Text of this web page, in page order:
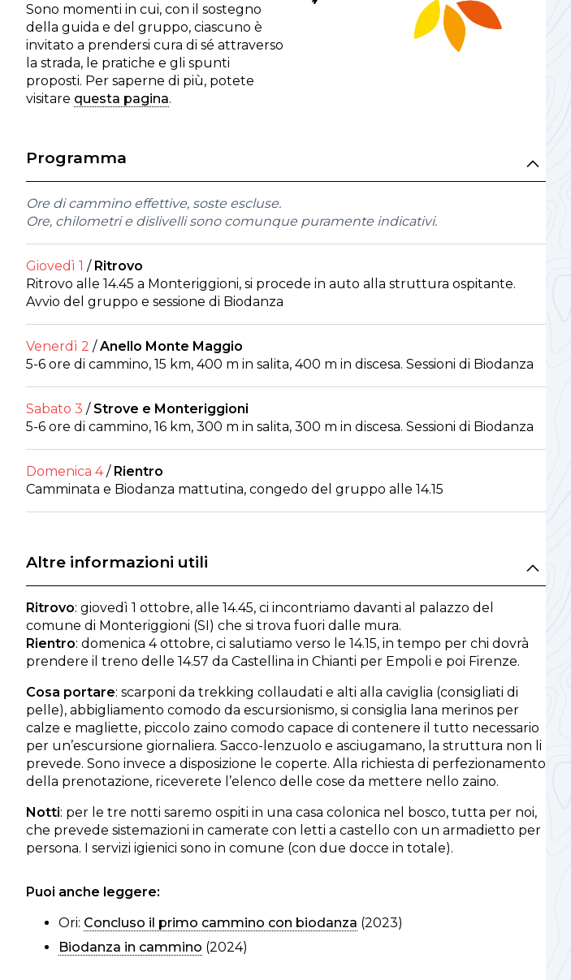
Sono momenti in cui, con il sostegno
della guida e del gruppo, ciascuno è
invitato a prendersi cura di sé attraverso
la strada, le pratiche e gli spunti
proposti. Per saperne di più, potete
visitare questa pagina.
Programma
Ore di cammino effettive, soste escluse.
Ore, chilometri e dislivelli sono comunque puramente indicativi.
Giovedì 1 / Ritrovo
Ritrovo alle 14.45 a Monteriggioni, si procede in auto alla struttura ospitante.
Avvio del gruppo e sessione di Biodanza
Venerdì 2 /Anello Monte Maggio
5-6 ore di cammino, 15 km, 400 m in salita, 400 m in discesa. Sessioni di Biodanza
Sabato 3 / Strove e Monteriggioni
5-6 ore di cammino, 16 km, 300 m in salita, 300 m in discesa. Sessioni di Biodanza
Domenica 4/ Rientro
Camminata e Biodanza mattutina, congedo del gruppo alle 14.15
Altre informazioni utili
Ritrovo: giovedì 1 ottobre, alle 14.45, ci incontriamo davanti al palazzo del
comune di Monteriggioni (SI) che si trova fuori dalle mura.
Rientro: domenica 4 ottobre, ci salutiamo verso le 14.15, in tempo per chi dovrà
prendere il treno delle 14.57 da Castellina in Chianti per Empoli e poi Firenze.
Cosa portare: scarponi da trekking collaudati e alti alla caviglia (consigliati di
pelle), abbigliamento comodo da escursionismo, si consiglia lana merinos per
calze e magliette, piccolo zaino comodo capace di contenere il tutto necessario
per un’escursione giornaliera. Sacco-lenzuolo e asciugamano, la struttura non li
prevede. Sono invece a disposizione le coperte. Alla richiesta di perfezionamento
della prenotazione, riceverete l’elenco delle cose da mettere nello zaino.
Notti: per le tre notti saremo ospiti in una casa colonica nel bosco, tutta per noi,
che prevede sistemazioni in camerate con letti a castello con un armadietto per
persona. I servizi igienici sono in comune (con due docce in totale).
Puoi anche leggere:
Ori: Concluso il primo cammino con biodanza (2023)
Biodanza in cammino (2024)